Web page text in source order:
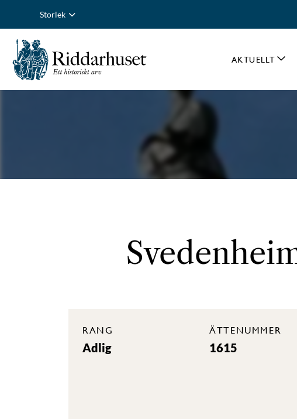
Storlek
AKTUELLT
RANG
Adlig
ÄTTENUMMER
1615